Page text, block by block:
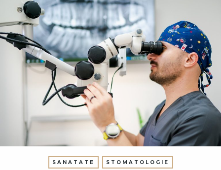
SANATATE STOMATOLOGIE